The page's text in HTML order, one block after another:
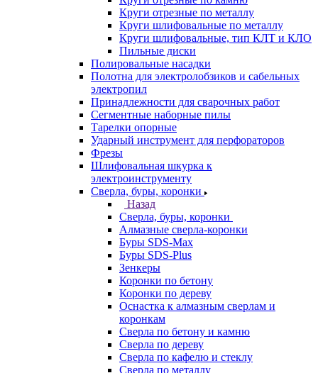
Круги отрезные по металлу
Круги шлифовальные по металлу
Круги шлифовальные, тип КЛТ и КЛО
Пильные диски
Полировальные насадки
Полотна для электролобзиков и сабельных
электропил
Принадлежности для сварочных работ
Сегментные наборные пилы
Тарелки опорные
Ударный инструмент для перфораторов
Фрезы
Шлифовальная шкурка к
электроинструменту
Сверла, буры, коронки
Назад
Сверла, буры, коронки
Алмазные сверла-коронки
Буры SDS-Max
Буры SDS-Plus
Зенкеры
Коронки по бетону
Коронки по дереву
Оснастка к алмазным сверлам и
коронкам
Сверла по бетону и камню
Сверла по дереву
Сверла по кафелю и стеклу
Сверла по металлу